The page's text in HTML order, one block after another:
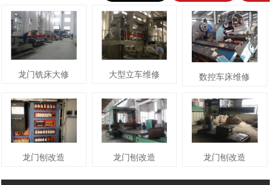
龙门铣床大修 大型立车维修 数控车床维修
龙门刨改造 龙门刨改造 龙门刨改造